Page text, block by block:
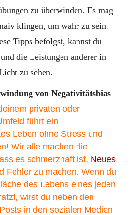
zu überwinden. Es mag
klingen, um wahr zu sein,
Tipps befolgst, kannst du
die Leistungen anderer in
zu sehen.
von Negativitätsbias
privaten oder
führt ein
Leben ohne Stress und
Wir alle machen die
es schmerzhaft ist, Neues
Fehler zu machen. Wenn du
des Lebens eines jeden
wirst du neben den
in den sozialen Medien